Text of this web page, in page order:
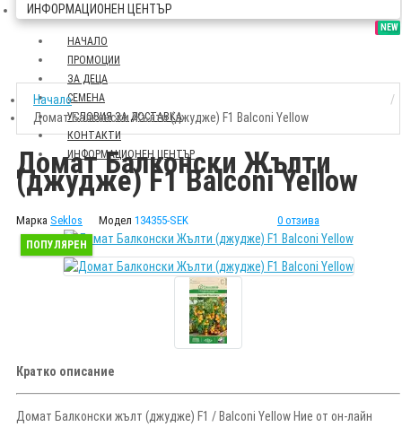
ИНФОРМАЦИОНЕН ЦЕНТЪР
НАЧАЛО
SALE
ПРОМОЦИИ
NEW
ЗА ДЕЦА
СЕМЕНА
УСЛОВИЯ ЗА ДОСТАВКА
КОНТАКТИ
ИНФОРМАЦИОНЕН ЦЕНТЪР
Начало
Домат Балконски Жълти (джудже) F1 Balconi Yellow
Домат Балконски Жълти
(джудже) F1 Balconi Yellow
Марка Seklos Модел 134355-SEK 0 отзива
ПОПУЛЯРЕН
Кратко описание
Домат Балконски жълт (джудже) F1 / Balconi Yellow Ние от он-лайн